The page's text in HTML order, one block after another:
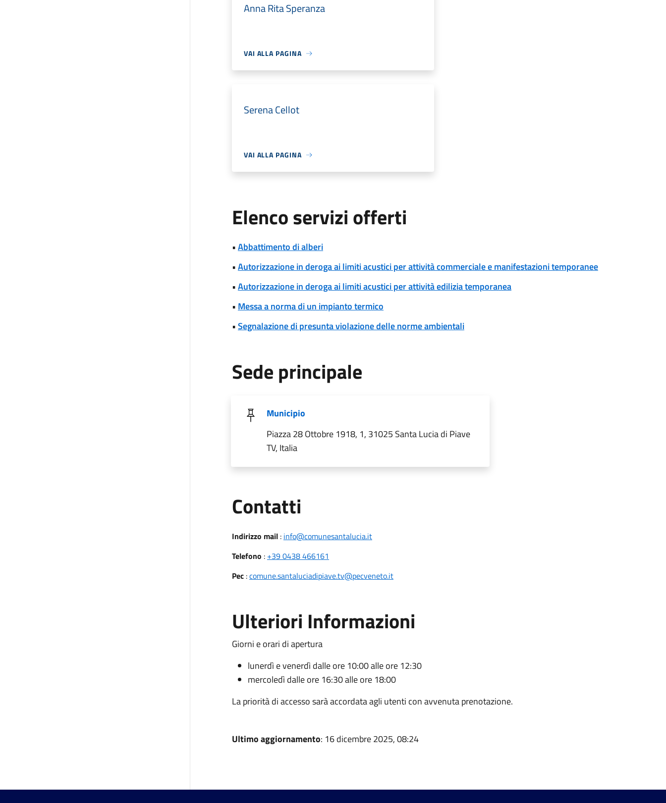
Anna Rita Speranza
VAI ALLA PAGINA
Serena Cellot
VAI ALLA PAGINA
Elenco servizi offerti
•Abbattimento di alberi
•Autorizzazione in deroga ai limiti acustici per attività commerciale e manifestazioni temporanee
•Autorizzazione in deroga ai limiti acustici per attività edilizia temporanea
• Messa a norma di un impianto termico
•Segnalazione di presunta violazione delle norme ambientali
Sede principale
Municipio
Piazza 28 Ottobre 1918, 1, 31025 Santa Lucia di Piave
TV, Italia
Contatti
Indirizzo mail: info@comunesantalucia.it
Telefono : +39 0438 466161
Pec:comune.santaluciadipiave.tv@pecveneto.it
Ulteriori Informazioni
Giorni e orari di apertura
lunerdì e venerdì dalle ore 10:00 alle ore 12:30
mercoledì dalle ore 16:30 alle ore 18:00
La priorità di accesso sarà accordata agli utenti con avvenuta prenotazione.
Ultimo aggiornamento: 16 dicembre 2025, 08:24